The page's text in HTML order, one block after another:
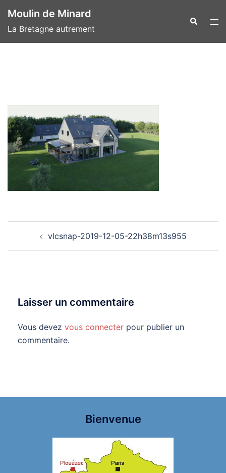
au
contenu
Moulin de Minard
La Bretagne autrement
d’articlevlcsnap-2019-12-05-22h38m13s955
Laisser un commentaire
Vous devez vous connecter pour publier un
commentaire.
Bienvenue